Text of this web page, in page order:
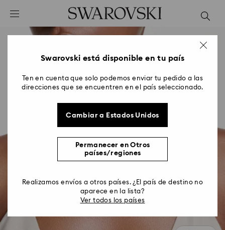
Accesskeys list
0 - Header
2 - FooterSwarovski está disponible en tu país
Ten en cuenta que solo podemos enviar tu pedido a las
direcciones que se encuentren en el país seleccionado.
Cambiar a Estados Unidos
Permanecer en Otros
países/regiones
Realizamos envíos a otros países. ¿El país de destino no
aparece en la lista?
Ver todos los países